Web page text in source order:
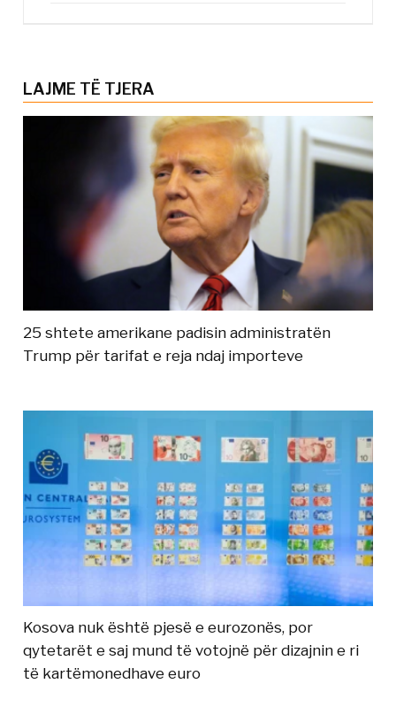
LAJME TË TJERA
25 shtete amerikane padisin administratën
Trump për tarifat e reja ndaj importeve
Kosova nuk është pjesë e eurozonës, por
qytetarët e saj mund të votojnë për dizajnin e ri
të kartëmonedhave euro